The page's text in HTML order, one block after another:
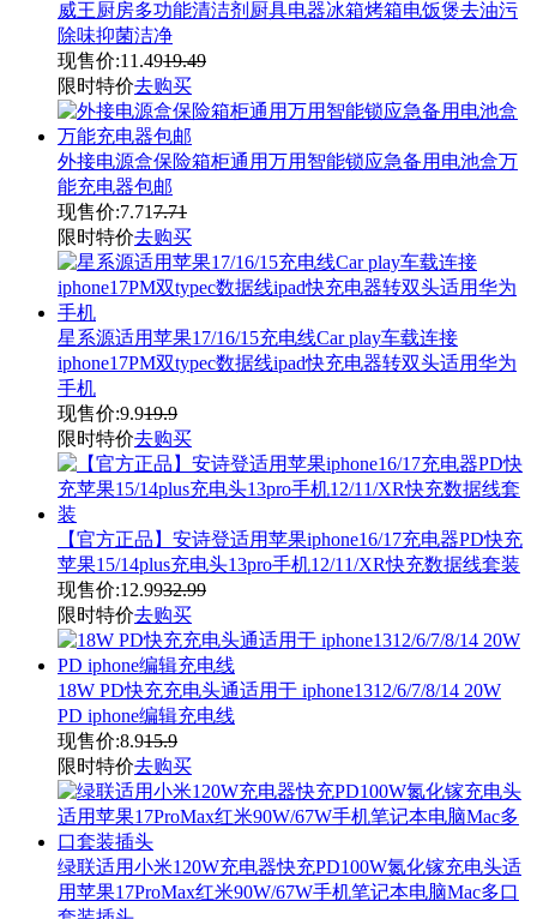
威王厨房多功能清洁剂厨具电器冰箱烤箱电饭煲去油污
除味抑菌洁净
现售价:11.4919.49
限时特价去购买
外接电源盒保险箱柜通用万用智能锁应急备用电池盒万
能充电器包邮
现售价:7.717.71
限时特价去购买
星系源适用苹果17/16/15充电线Car play车载连接
iphone17PM双typec数据线ipad快充电器转双头适用华为
手机
现售价:9.919.9
限时特价去购买
【官方正品】安诗登适用苹果iphone16/17充电器PD快充
苹果15/14plus充电头13pro手机12/11/XR快充数据线套装
现售价:12.9932.99
限时特价去购买
18W PD快充充电头通适用于 iphone1312/6/7/8/14 20W
PD iphone编辑充电线
现售价:8.915.9
限时特价去购买
绿联适用小米120W充电器快充PD100W氮化镓充电头适
用苹果17ProMax红米90W/67W手机笔记本电脑Mac多口